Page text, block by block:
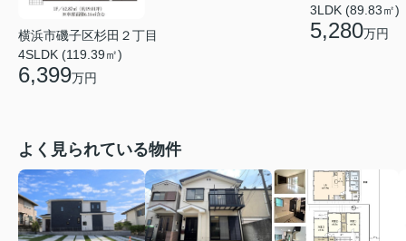
横浜市磯子区杉田２丁目
4SLDK (119.39㎡)
6,399万円
3LDK (89.83㎡)
5,280万円
よく見られている物件